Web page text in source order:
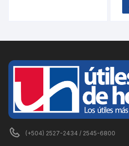
(+504) 2527-2434 / 2545-6800